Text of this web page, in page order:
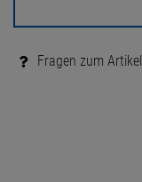
Fragen zum Artikel